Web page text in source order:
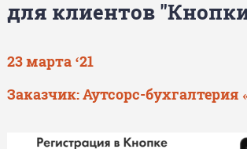
для клиентов
23 марта ‘21
Заказчик: Аутсорс-бухгалтерия